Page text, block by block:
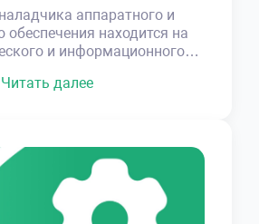
аппаратного и
обеспечения находится на
и информационного
Наладчики не только
Это требует глубоких
электроники, так и в
Для будущих
выбор этой […]
Читать далее